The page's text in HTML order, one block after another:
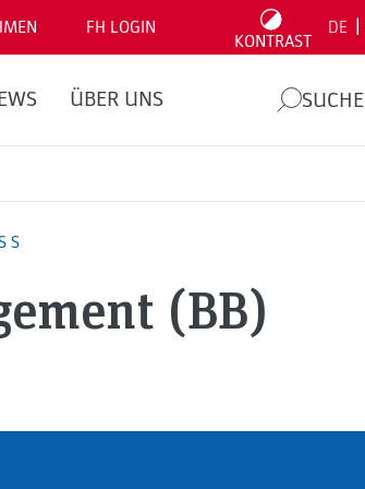
FH LOGIN
KONTRAST
DE
ÜBER UNS SUCHE
(BB)